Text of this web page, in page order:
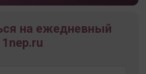
на ежедневный